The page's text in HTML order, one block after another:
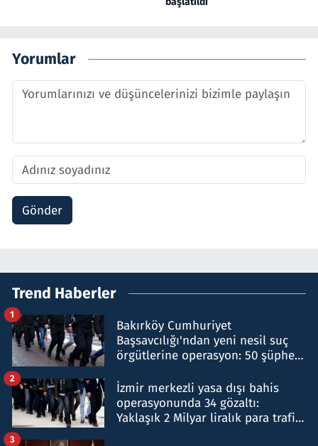
Yorumlar
Gönder
Trend Haberler
Bakırköy Cumhuriyet
Başsavcılığı'ndan yeni nesil suç
örgütlerine operasyon: 50 şüpheli
1
İzmir merkezli yasa dışı bahis
operasyonunda 34 gözaltı:
Yaklaşık 2 Milyar liralık para trafiği
2
3